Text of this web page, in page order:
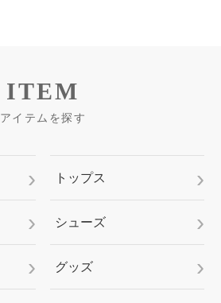
ITEM
アイテムを探す
トップス
シューズ
グッズ